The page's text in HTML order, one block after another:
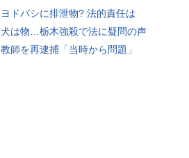
ヨドバシに排泄物? 法的責任は
犬は物…栃木強殺で法に疑問の声
教師を再逮捕「当時から問題」